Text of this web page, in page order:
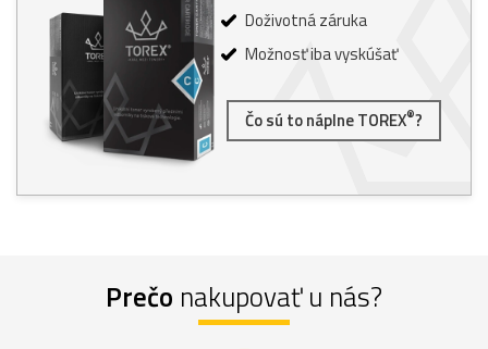
Doživotná záruka
Možnosť iba vyskúšať
Čo sú to náplne TOREX®?
Prečo nakupovať u nás?